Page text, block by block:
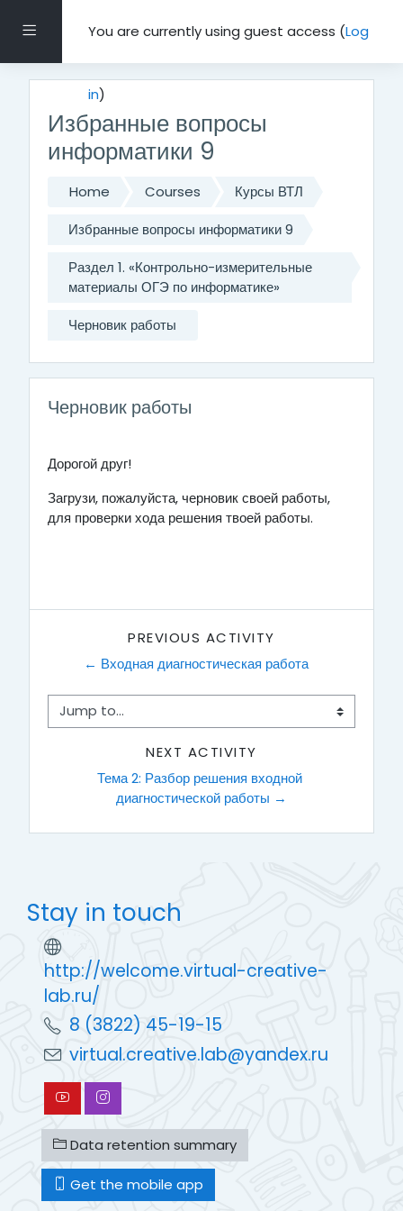
Side panelYou are currently using guest access (Log
in)
Избранные вопросы
информатики 9
Home Courses
Курсы ВТЛ
Избранные вопросы информатики 9
Раздел 1. «Контрольно-измерительные
материалы ОГЭ по информатике»
Черновик работы
Черновик работы
Дорогой друг!
Загрузи, пожалуйста, черновик своей работы,
для проверки хода решения твоей работы.
PREVIOUS ACTIVITY
← Входная диагностическая работа
Jump to...
NEXT ACTIVITY
Тема 2: Разбор решения входной
диагностической работы →
Stay in touch
http://welcome.virtual-creative-
lab.ru/
8 (3822) 45-19-15
virtual.creative.lab@yandex.ru
Data retention summary
Get the mobile app